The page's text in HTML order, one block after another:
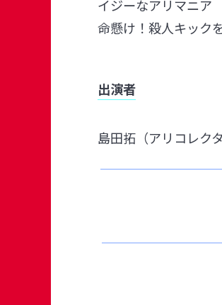
イジーなアリマニア
命懸け！殺人キック
出演者
島田拓（アリコレクタ